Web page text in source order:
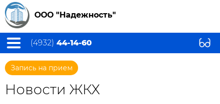
ООО "Надежность"
(4932) 44-14-60
Запись на прием
Новости ЖКХ